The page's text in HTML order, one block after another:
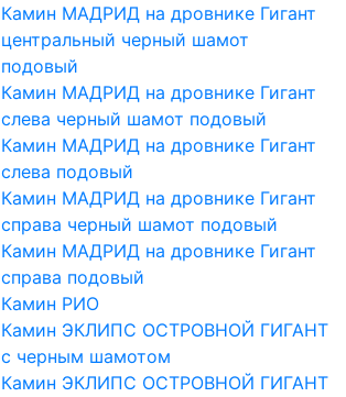
Камин МАДРИД на дровнике Гигант
центральный черный шамот
подовый
Камин МАДРИД на дровнике Гигант
слева черный шамот подовый
Камин МАДРИД на дровнике Гигант
слева подовый
Камин МАДРИД на дровнике Гигант
справа черный шамот подовый
Камин МАДРИД на дровнике Гигант
справа подовый
Камин РИО
Камин ЭКЛИПС ОСТРОВНОЙ ГИГАНТ
с черным шамотом
Камин ЭКЛИПС ОСТРОВНОЙ ГИГАНТ